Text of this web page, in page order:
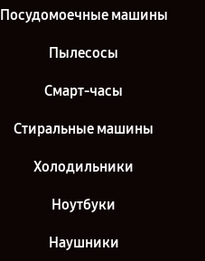
Посудомоечные машины
Пылесосы
Смарт-часы
Стиральные машины
Холодильники
Ноутбуки
Наушники